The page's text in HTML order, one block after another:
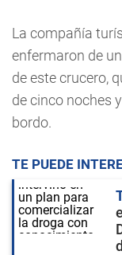
La compañía
enfermaron de
de este crucero,
de cinco noches
bordo.
TE PUEDE